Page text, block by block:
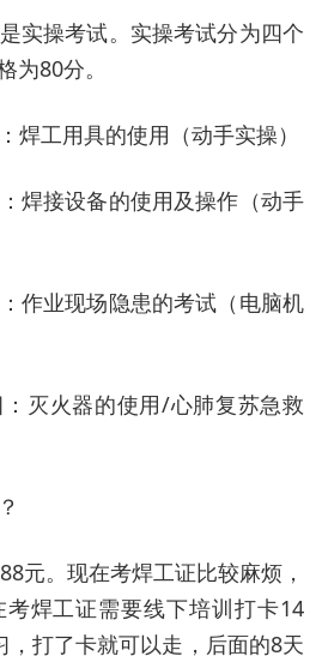
实操考试。实操考试分为四个
为80分。
焊工用具的使用（动手实操）
焊接设备的使用及操作（动手
作业现场隐患的考试（电脑机
灭火器的使用/心肺复苏急救
元。现在考焊工证比较麻烦，
焊工证需要线下培训打卡14
，打了卡就可以走，后面的8天